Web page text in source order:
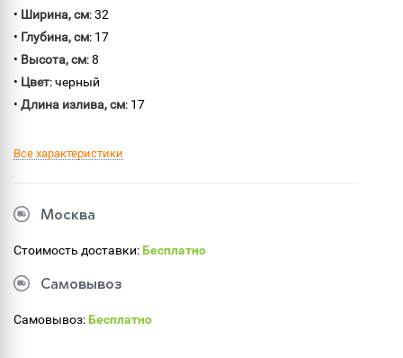
• Ширина, см: 32
• Глубина, см: 17
• Высота, см: 8
• Цвет: черный
• Длина излива, см: 17
Все характеристики
Москва
Стоимость доставки:Бесплатно
Самовывоз
Самовывоз:Бесплатно